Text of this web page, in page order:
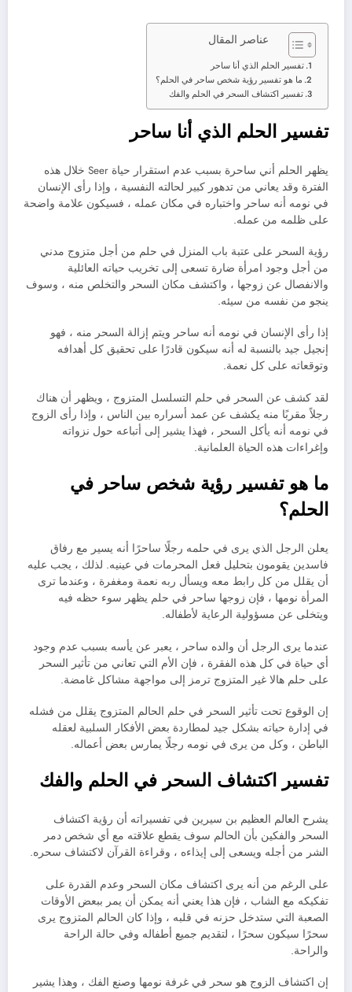
عناصر المقال
تفسير الحلم الذي أنا ساحر
ما هو تفسير رؤية شخص ساحر في الحلم؟
تفسير اكتشاف السحر في الحلم والفك
تفسير الحلم الذي أنا ساحر
يظهر الحلم أني ساحرة بسبب عدم استقرار حياة Seer خلال هذه
الفترة وقد يعاني من تدهور كبير لحالته النفسية ، وإذا رأى الإنسان
في نومه أنه ساحر واختباره في مكان عمله ، فسيكون علامة واضحة
على ظلمه من عمله.
رؤية السحر على عتبة باب المنزل في حلم من أجل متزوج مدني
من أجل وجود امرأة ضارة تسعى إلى تخريب حياته العائلية
والانفصال عن زوجها ، واكتشف مكان السحر والتخلص منه ، وسوف
ينجو من نفسه من سيئه.
إذا رأى الإنسان في نومه أنه ساحر ويتم إزالة السحر منه ، فهو
إنجيل جيد بالنسبة له أنه سيكون قادرًا على تحقيق كل أهدافه
وتوقعاته على كل نعمة.
لقد كشف عن السحر في حلم التسلسل المتزوج ، ويظهر أن هناك
رجلاً مقربًا منه يكشف عن عمد أسراره بين الناس ، وإذا رأى الزوج
في نومه أنه يأكل السحر ، فهذا يشير إلى أتباعه حول نزواته
وإغراءات هذه الحياة العلمانية.
ما هو تفسير رؤية شخص ساحر في
الحلم؟
يعلن الرجل الذي يرى في حلمه رجلًا ساحرًا أنه يسير مع رفاق
فاسدين يقومون بتحليل فعل المحرمات في عينيه. لذلك ، يجب عليه
أن يقلل من كل رابط معه ويسأل ربه نعمة ومغفرة ، وعندما ترى
المرأة نومها ، فإن زوجها ساحر في حلم يظهر سوء حظه فيه
ويتخلى عن مسؤولية الرعاية لأطفاله.
عندما يرى الرجل أن والده ساحر ، يعبر عن يأسه بسبب عدم وجود
أي حياة في كل هذه الفقرة ، فإن الأم التي تعاني من تأثير السحر
على حلم هالا غير المتزوج ترمز إلى مواجهة مشاكل غامضة.
إن الوقوع تحت تأثير السحر في حلم الحالم المتزوج يقلل من فشله
في إدارة حياته بشكل جيد لمطاردة بعض الأفكار السلبية لعقله
الباطن ، وكل من يرى في نومه رجلًا يمارس بعض أعماله.
تفسير اكتشاف السحر في الحلم والفك
يشرح العالم العظيم بن سيرين في تفسيراته أن رؤية اكتشاف
السحر والفكين بأن الحالم سوف يقطع علاقته مع أي شخص دمر
الشر من أجله ويسعى إلى إيذاءه ، وقراءة القرآن لاكتشاف سحره.
على الرغم من أنه يرى اكتشاف مكان السحر وعدم القدرة على
تفكيكه مع الشاب ، فإن هذا يعني أنه يمكن أن يمر ببعض الأوقات
الصعبة التي ستدخل حزنه في قلبه ، وإذا كان الحالم المتزوج يرى
سحرًا سيكون سحرًا ، لتقديم جميع أطفاله وفي حالة الراحة
والراحة.
إن اكتشاف الزوج هو سحر في غرفة نومها وصنع الفك ، وهذا يشير